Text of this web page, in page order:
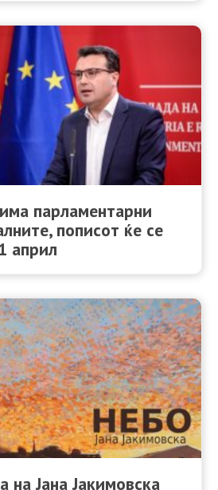
парламентарни
пописот ќе се
април
на Јана Јакимовска